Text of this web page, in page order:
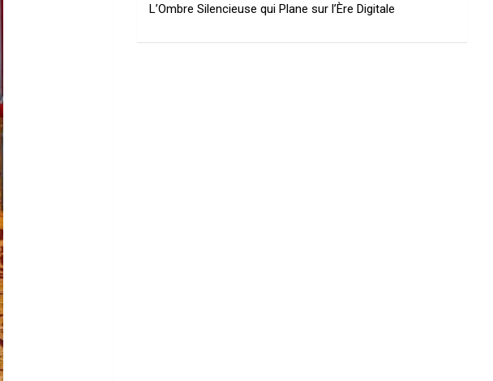
L’Ombre Silencieuse qui Plane sur l’Ère Digitale